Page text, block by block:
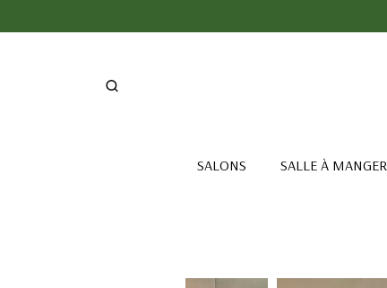
SALONS SALLE À MANGER